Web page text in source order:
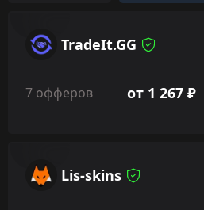
TradeIt.GG
7 офферов от 1 267 ₽
Lis-skins